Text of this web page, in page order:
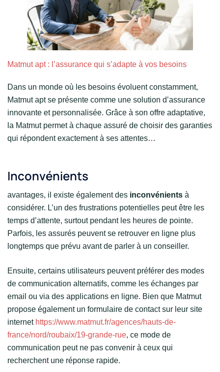
Matmut apt : l’assurance qui s’adapte à vos besoins
Dans un monde où les besoins évoluent constamment,
Matmut apt se présente comme une solution d’assurance
innovante et personnalisée. Grâce à son offre adaptative,
la Matmut permet à chaque assuré de choisir des garanties
qui répondent exactement à ses attentes…
Inconvénients
avantages, il existe également des inconvénients à
considérer. L’un des frustrations potentielles peut être les
temps d’attente, surtout pendant les heures de pointe.
Parfois, les assurés peuvent se retrouver en ligne plus
longtemps que prévu avant de parler à un conseiller.
Ensuite, certains utilisateurs peuvent préférer des modes
de communication alternatifs, comme les échanges par
email ou via des applications en ligne. Bien que Matmut
propose également un formulaire de contact sur leur site
internet https://www.matmut.fr/agences/hauts-de-
france/nord/roubaix/19-grande-rue, ce mode de
communication peut ne pas convenir à ceux qui
recherchent une réponse rapide.